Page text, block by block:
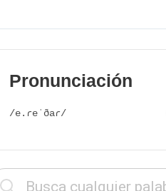
Pronunciación
/e.ɾeˈðaɾ/